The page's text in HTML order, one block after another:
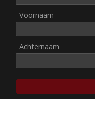
Voornaam
Achternaam